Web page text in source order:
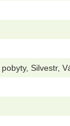
Silvestr,